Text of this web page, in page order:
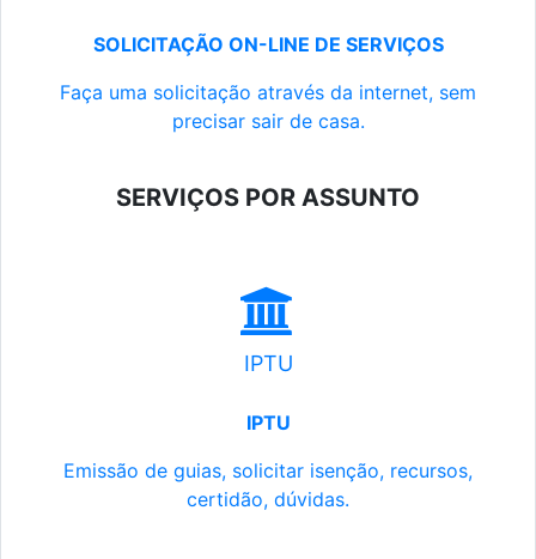
SOLICITAÇÃO ON-LINE DE SERVIÇOS
Faça uma solicitação através da internet, sem
precisar sair de casa.
SERVIÇOS POR ASSUNTO
IPTU
IPTU
Emissão de guias, solicitar isenção, recursos,
certidão, dúvidas.